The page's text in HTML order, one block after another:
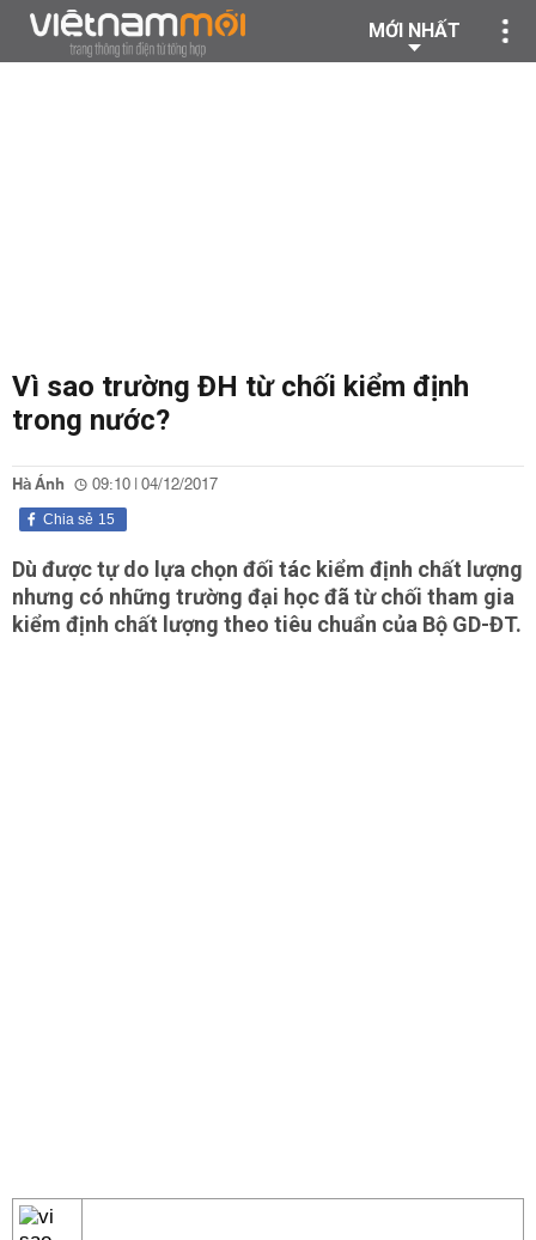
MỚI NHẤT
Vì sao trường ĐH từ chối kiểm định
trong nước?
Hà Ánh 09:10 | 04/12/2017
15
Chia sẻ
Dù được tự do lựa chọn đối tác kiểm định chất lượng
nhưng có những trường đại học đã từ chối tham gia
kiểm định chất lượng theo tiêu chuẩn của Bộ GD-ĐT.